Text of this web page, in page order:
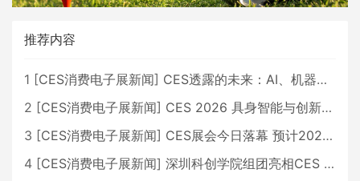
推荐内容
1 [CES消费电子展新闻] CES透露的未来：AI、机器人与智能生活大爆发
2 [CES消费电子展新闻] CES 2026 具身智能与创新领域 中国公司大放异彩
3 [CES消费电子展新闻] CES展会今日落幕 预计2026行业收入将超五千亿美元
4 [CES消费电子展新闻] 深圳科创学院组团亮相CES 广受好评